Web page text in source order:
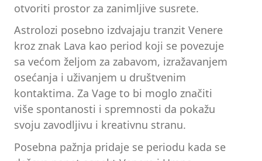
otvoriti prostor za zanimljive susrete.
Astrolozi posebno izdvajaju tranzit Venere
kroz znak Lava kao period koji se povezuje
sa većom željom za zabavom, izražavanjem
osećanja i uživanjem u društvenim
kontaktima. Za Vage to bi moglo značiti
više spontanosti i spremnosti da pokažu
svoju zavodljivu i kreativnu stranu.
Posebna pažnja pridaje se periodu kada se